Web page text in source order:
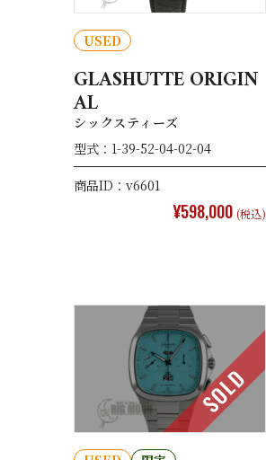
USED
GLASHUTTE ORIGIN
AL
シックスティーズ
型式：1-39-52-04-02-04
商品ID：v6601
¥598,000 (税込)
SOLD